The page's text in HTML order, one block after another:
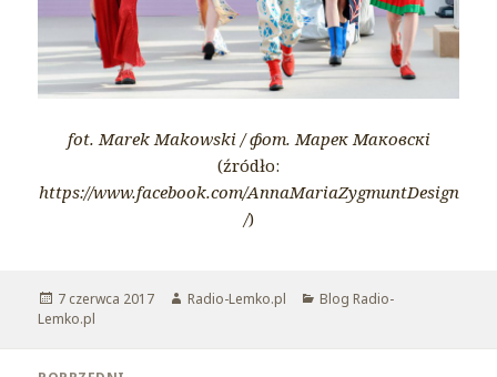
fot. Marek Makowski / фот. Марек Маковскі
(źródło:
https://www.facebook.com/AnnaMariaZygmuntDesign
/)
Opublikowano
7 czerwca 2017 Autor
Radio-Lemko.pl Kategorie
Blog Radio-
Lemko.pl